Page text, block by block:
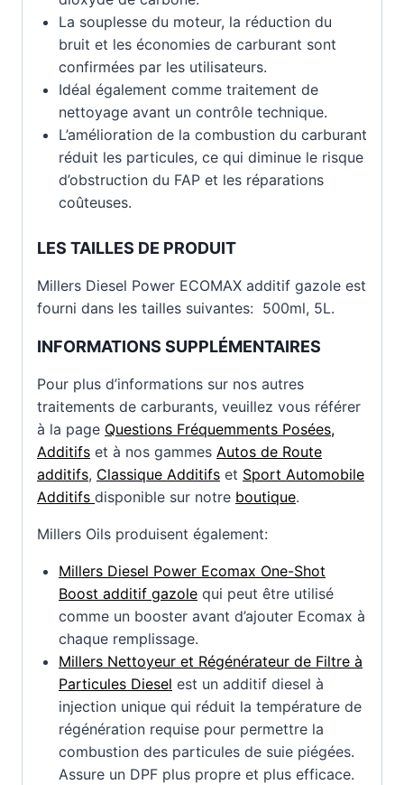
La souplesse du moteur, la réduction du
bruit et les économies de carburant sont
confirmées par les utilisateurs.
Idéal également comme traitement de
nettoyage avant un contrôle technique.
L’amélioration de la combustion du carburant
réduit les particules, ce qui diminue le risque
d’obstruction du FAP et les réparations
coûteuses.
LES TAILLES DE PRODUIT
Millers Diesel Power ECOMAX additif gazole est
fourni dans les tailles suivantes: 500ml, 5L.
INFORMATIONS SUPPLÉMENTAIRES
Pour plus d’informations sur nos autres
traitements de carburants, veuillez vous référer
à la page Questions Fréquemments Posées,
Additifs et à nos gammes Autos de Route
additifs, Classique Additifs et Sport Automobile
Additifs disponible sur notre boutique.
Millers Oils produisent également:
Millers Diesel Power Ecomax One-Shot
Boost additif gazole qui peut être utilisé
comme un booster avant d’ajouter Ecomax à
chaque remplissage.
Millers Nettoyeur et Régénérateur de Filtre à
Particules Diesel est un additif diesel à
injection unique qui réduit la température de
régénération requise pour permettre la
combustion des particules de suie piégées.
Assure un DPF plus propre et plus efficace.